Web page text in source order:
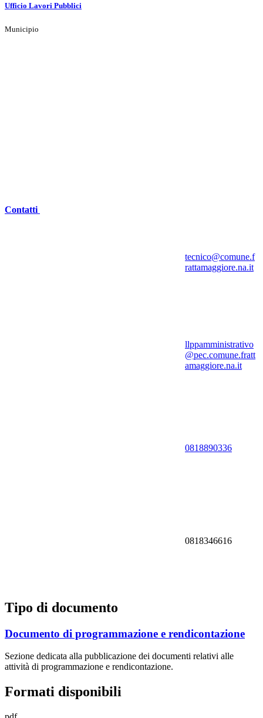
Ufficio Lavori Pubblici
Municipio
Contatti
tecnico@comune.f
rattamaggiore.na.it
llppamministrativo
@pec.comune.fratt
amaggiore.na.it
0818890336
0818346616
Tipo di documento
Documento di programmazione e rendicontazione
Sezione dedicata alla pubblicazione dei documenti relativi alle
attività di programmazione e rendicontazione.
Formati disponibili